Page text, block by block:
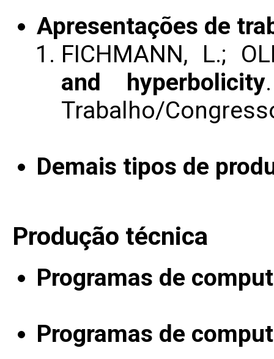
Apresentações de
FICHMANN, L.;
and hyperbolicity
Trabalho/
Demais tipos de
Produção técnica
Programas de
Programas de